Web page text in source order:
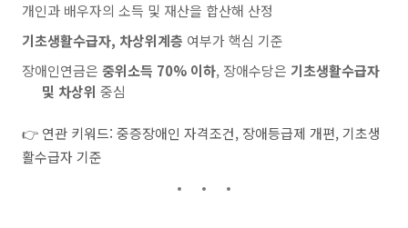
개인과 배우자의 소득 및 재산을 합산해 산정
기초생활수급자, 차상위계층 여부가 핵심 기준
장애인연금은 중위소득 70% 이하, 장애수당은 기초생활수급자
및 차상위 중심
👉 연관 키워드: 중증장애인 자격조건, 장애등급제 개편, 기초생
활수급자 기준